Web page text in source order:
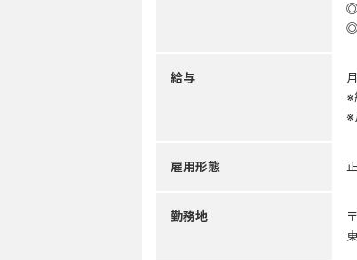
◎
◎
給与
※
※
雇用形態
勤務地